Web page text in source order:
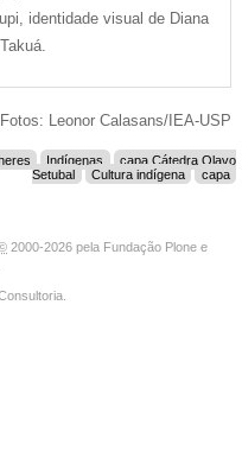
identidade visual de Diana
Fotos: Leonor Calasans/IEA-USP
Indígenas
capa Cátedra Olavo
Setubal
Cultura indígena capa
2000-2026 pela Fundação Plone e